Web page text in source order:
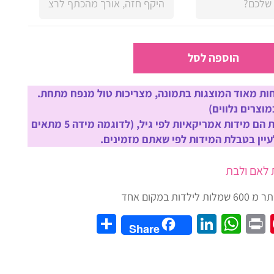
הוספה לסל
מאוד המוצגות בתמונה, מצריכות טול מנפח מתחת.
נלווים)
שימו לב! המידות הם מידות אמריקאיות לפי גיל, (לדוגמה מידה 5 מתאים
לאם ולבת
Pinterest
Print
WhatsApp
LinkedIn
Share